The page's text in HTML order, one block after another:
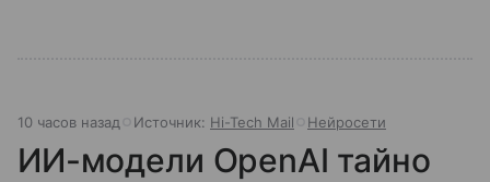
10 часов назад Источник: Hi-Tech Mail Нейросети
ИИ-модели OpenAI тайно